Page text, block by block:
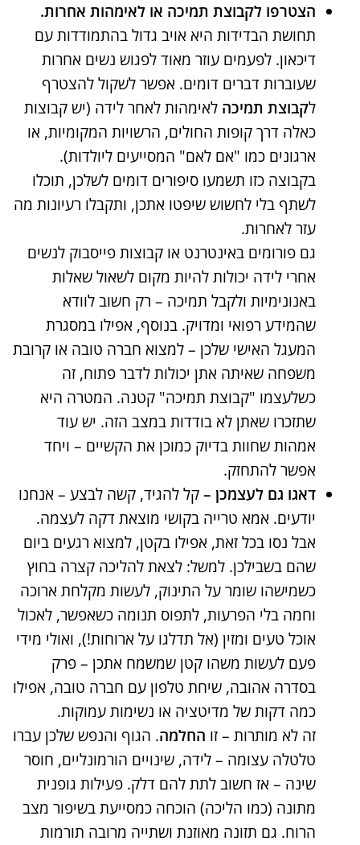
הצטרפו לקבוצת תמיכה או לאימהות אחרות.
תחושת הבדידות היא אויב גדול בהתמודדות עם
דיכאון. לפעמים עוזר מאוד לפגוש נשים אחרות
שעוברות דברים דומים. אפשר לשקול להצטרף
לקבוצת תמיכה לאימהות לאחר לידה (יש קבוצות
כאלה דרך קופות החולים, הרשויות המקומיות, או
ארגונים כמו "אם לאם" המסייעים ליולדות).
בקבוצה כזו תשמעו סיפורים דומים לשלכן, תוכלו
לשתף בלי לחשוש שיפטו אתכן, ותקבלו רעיונות מה
עזר לאחרות.
גם פורומים באינטרנט או קבוצות פייסבוק לנשים
אחרי לידה יכולות להיות מקום לשאול שאלות
באנונימיות ולקבל תמיכה – רק חשוב לוודא
שהמידע רפואי ומדויק. בנוסף, אפילו במסגרת
המעגל האישי שלכן – למצוא חברה טובה או קרובת
משפחה שאיתה אתן יכולות לדבר פתוח, זה
כשלעצמו "קבוצת תמיכה" קטנה. המטרה היא
שתזכרו שאתן לא בודדות במצב הזה. יש עוד
אמהות שחוות בדיוק כמוכן את הקשיים – ויחד
אפשר להתחזק.
דאגו גם לעצמכן –קל להגיד, קשה לבצע – אנחנו
יודעים. אמא טרייה בקושי מוצאת דקה לעצמה.
אבל נסו בכל זאת, אפילו בקטן, למצוא רגעים ביום
שהם בשבילכן. למשל: לצאת להליכה קצרה בחוץ
כשמישהו שומר על התינוק, לעשות מקלחת ארוכה
וחמה בלי הפרעות, לתפוס תנומה כשאפשר, לאכול
אוכל טעים ומזין (אל תדלגו על ארוחות!), ואולי מידי
פעם לעשות משהו קטן שמשמח אתכן – פרק
בסדרה אהובה, שיחת טלפון עם חברה טובה, אפילו
כמה דקות של מדיטציה או נשימות עמוקות.
זה לא מותרות – זו החלמה. הגוף והנפש שלכן עברו
טלטלה עצומה – לידה, שינויים הורמונליים, חוסר
שינה – אז חשוב לתת להם דלק. פעילות גופנית
מתונה (כמו הליכה) הוכחה כמסייעת בשיפור מצב
הרוח. גם תזונה מאוזנת ושתייה מרובה תורמות